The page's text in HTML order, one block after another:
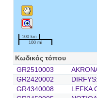
100 km
100 mi
Κωδικός τόπου
GR2510003
GR2420002
GR4340008
LEFKA